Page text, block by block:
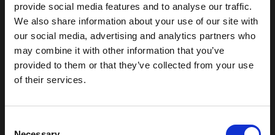
provide social media features and to analyse our traffic.
We also share information about your use of our site with
our social media, advertising and analytics partners who
may combine it with other information that you’ve
provided to them or that they’ve collected from your use
of their services.